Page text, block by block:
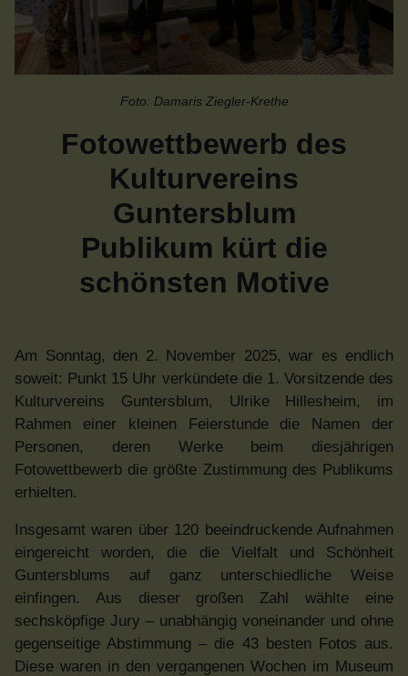
Foto: Damaris Ziegler-Krethe
Fotowettbewerb des
Kulturvereins
Guntersblum
Publikum kürt die
schönsten Motive
Am Sonntag, den 2. November 2025, war es endlich
soweit: Punkt 15 Uhr verkündete die 1. Vorsitzende des
Kulturvereins Guntersblum, Ulrike Hillesheim, im
Rahmen einer kleinen Feierstunde die Namen der
Personen, deren Werke beim diesjährigen
Fotowettbewerb die größte Zustimmung des Publikums
erhielten.
Insgesamt waren über 120 beeindruckende Aufnahmen
eingereicht worden, die die Vielfalt und Schönheit
Guntersblums auf ganz unterschiedliche Weise
einfingen. Aus dieser großen Zahl wählte eine
sechsköpfige Jury – unabhängig voneinander und ohne
gegenseitige Abstimmung – die 43 besten Fotos aus.
Diese waren in den vergangenen Wochen im Museum